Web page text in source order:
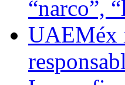
“narco”,
UAEMéx